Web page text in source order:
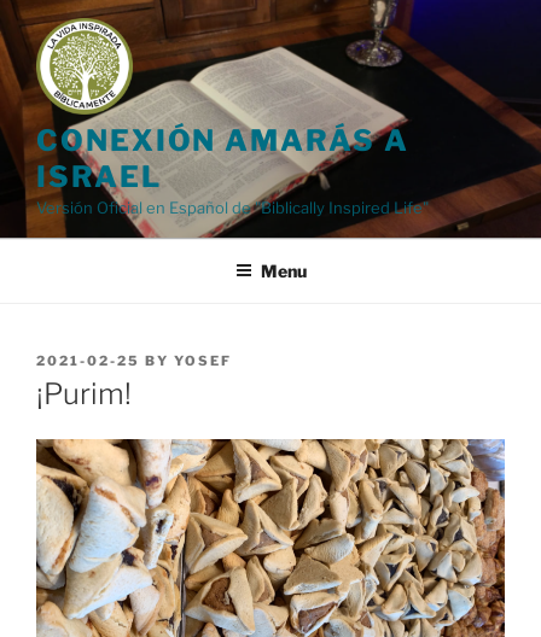
Skip
to
content
CONEXIÓN AMARÁS A
ISRAEL
Versión Oficial en Español de "Biblically Inspired Life"
Menu
POSTED
ON
2021-02-25 BY YOSEF
¡Purim!